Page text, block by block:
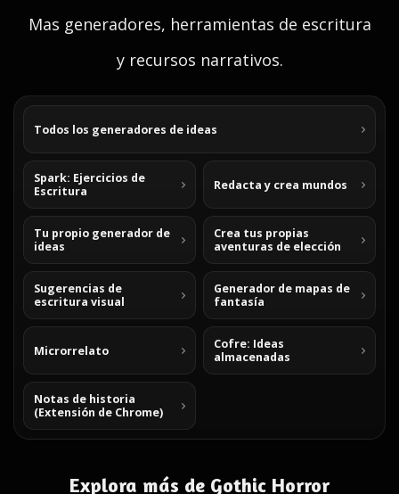
Mas generadores, herramientas de escritura
y recursos narrativos.
Todos los generadores de ideas
Spark: Ejercicios de
Escritura
Redacta y crea mundos
Tu propio generador de
ideas
Crea tus propias
aventuras de elección
Sugerencias de
escritura visual
Generador de mapas de
fantasía
Microrrelato
Cofre: Ideas
almacenadas
Notas de historia
(Extensión de Chrome)
Explora más de Gothic Horror